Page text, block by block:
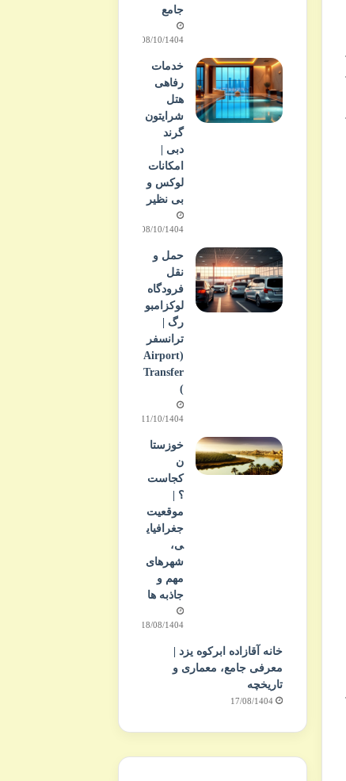
جامع
08/10/1404
خدمات
رفاهی
هتل
شرایتون
گرند
دبی |
امکانات
لوکس و
بی نظیر
08/10/1404
حمل و
نقل
فرودگاه
لوکزامبو
رگ |
ترانسفر
(Airport
Transfer
)
11/10/1404
خوزستا
ن
کجاست
؟ |
موقعیت
جغرافیای
ی،
شهرهای
مهم و
جاذبه ها
18/08/1404
خانه آقازاده ابرکوه یزد |
معرفی جامع، معماری و
تاریخچه
17/08/1404